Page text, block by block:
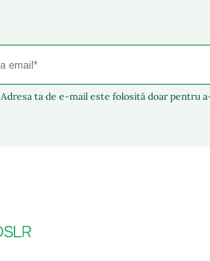
Adresa ta de e-mail este folosită doar pentru